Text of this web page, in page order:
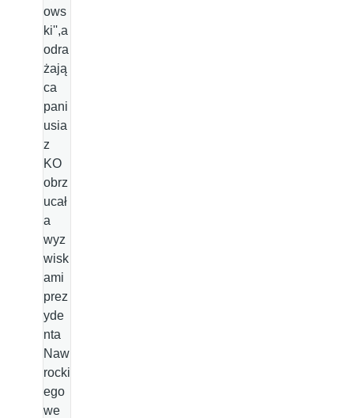
ows
ki'',a
odra
żają
ca
pani
usia
z
KO
obrz
ucał
a
wyz
wisk
ami
prez
yde
nta
Naw
rocki
ego
we